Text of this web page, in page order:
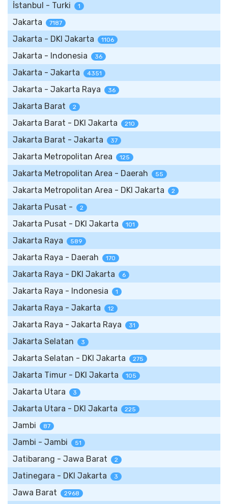
İstanbul - Turki 1
Jakarta 7187
Jakarta - DKI Jakarta 1106
Jakarta - Indonesia 36
Jakarta - Jakarta 4351
Jakarta - Jakarta Raya 36
Jakarta Barat 2
Jakarta Barat - DKI Jakarta 210
Jakarta Barat - Jakarta 37
Jakarta Metropolitan Area 125
Jakarta Metropolitan Area - Daerah 55
Jakarta Metropolitan Area - DKI Jakarta 2
Jakarta Pusat - 2
Jakarta Pusat - DKI Jakarta 101
Jakarta Raya 589
Jakarta Raya - Daerah 170
Jakarta Raya - DKI Jakarta 6
Jakarta Raya - Indonesia 1
Jakarta Raya - Jakarta 12
Jakarta Raya - Jakarta Raya 31
Jakarta Selatan 3
Jakarta Selatan - DKI Jakarta 275
Jakarta Timur - DKI Jakarta 105
Jakarta Utara 3
Jakarta Utara - DKI Jakarta 225
Jambi 87
Jambi - Jambi 51
Jatibarang - Jawa Barat 2
Jatinegara - DKI Jakarta 3
Jawa Barat 2968